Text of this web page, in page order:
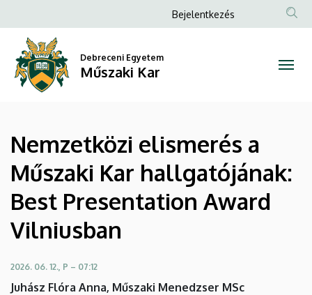
elismerés
Műszaki
hallgatójának:
Best
Presentation
Award
Vilniusban
a
tartalomra
Anonim
Bejelentkezés
Debreceni Egyetem
Műszaki Kar
Nemzetközi elismerés a
Műszaki Kar hallgatójának:
Best Presentation Award
Vilniusban
2026. 06. 12., P – 07:12
Juhász Flóra Anna, Műszaki Menedzser MSc